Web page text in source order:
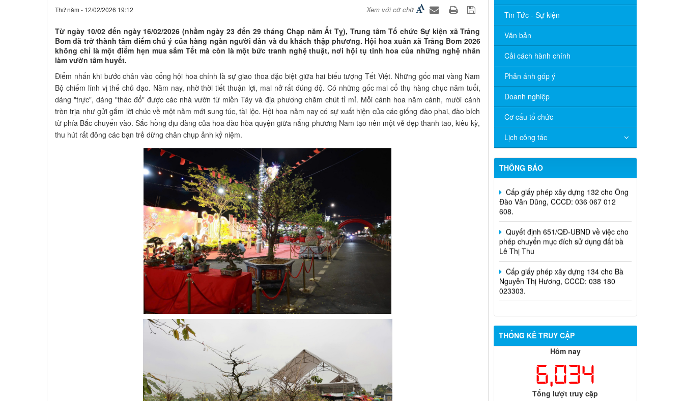
Thứ năm - 12/02/2026 19:12 Xem với cỡ chữ
Từ ngày 10/02 đến ngày 16/02/2026 (nhằm ngày 23 đến 29 tháng Chạp năm Ất Tỵ), Trung tâm Tổ chức Sự kiện xã Trảng
Bom đã trở thành tâm điểm chú ý của hàng ngàn người dân và du khách thập phương. Hội hoa xuân xã Trảng Bom 2026
không chỉ là một điểm hẹn mua sắm Tết mà còn là một bức tranh nghệ thuật, nơi hội tụ tinh hoa của những nghệ nhân
làm vườn tâm huyết.
Điểm nhấn khi bước chân vào cổng hội hoa chính là sự giao thoa đặc biệt giữa hai biểu tượng Tết Việt. Những gốc mai vàng Nam
Bộ chiếm lĩnh vị thế chủ đạo. Năm nay, nhờ thời tiết thuận lợi, mai nở rất đúng độ. Có những gốc mai cổ thụ hàng chục năm tuổi,
dáng "trực", dáng "thác đổ" được các nhà vườn từ miền Tây và địa phương chăm chút tỉ mỉ. Mỗi cánh hoa năm cánh, mười cánh
tròn trịa như gửi gắm lời chúc về một năm mới sung túc, tài lộc. Hội hoa năm nay có sự xuất hiện của các giống đào phai, đào bích
từ phía Bắc chuyển vào. Sắc hồng dịu dàng của hoa đào hòa quyện giữa nắng phương Nam tạo nên một vẻ đẹp thanh tao, kiêu kỳ,
thu hút rất đông các bạn trẻ dừng chân chụp ảnh kỷ niệm.
Tin Tức - Sự kiện
Văn bản
Cải cách hành chính
Phản ánh góp ý
Doanh nghiệp
Cơ cấu tổ chức
Lịch công tác
THÔNG BÁO
Thông báo lịch tắt sóng 2G của Viettel
608.
Quyết định 651/QĐ-UBND về việc cho
phép chuyển mục đích sử dụng đất bà
Lê Thị Thu
Cấp giấy phép xây dựng 134 cho Bà
Nguyễn Thị Hương, CCCD: 038 180
023303.
THỐNG KÊ TRUY CẬP
Hôm nay
6,034
Tổng lượt truy cập